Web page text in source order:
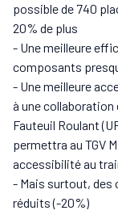
possible de 740
20% de plus
- Une meilleure
composants
- Une meilleure
à une collaboration
Fauteuil Roulant
permettra au TGV
accessibilité au
- Mais surtout, des
réduits (-20%)